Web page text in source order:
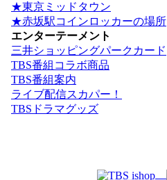
★東京ミッドタウン
★赤坂駅コインロッカーの場所
エンターテーメント
三井ショッピングパークカード
TBS番組コラボ商品
TBS番組案内
ライブ配信スカパー！
TBSドラマグッズ